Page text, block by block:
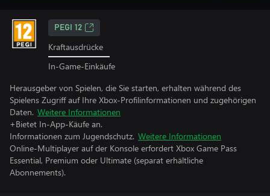
PEGI 12
Kraftausdrücke
In-Game-Einkäufe
Herausgeber von Spielen, die Sie starten, erhalten während des
Spielens Zugriff auf Ihre Xbox-Profilinformationen und zugehörigen
Daten. Weitere Informationen
+Bietet In-App-Käufe an.
Informationen zum Jugendschutz. Weitere Informationen
Online-Multiplayer auf der Konsole erfordert Xbox Game Pass
Essential, Premium oder Ultimate (separat erhältliche
Abonnements).